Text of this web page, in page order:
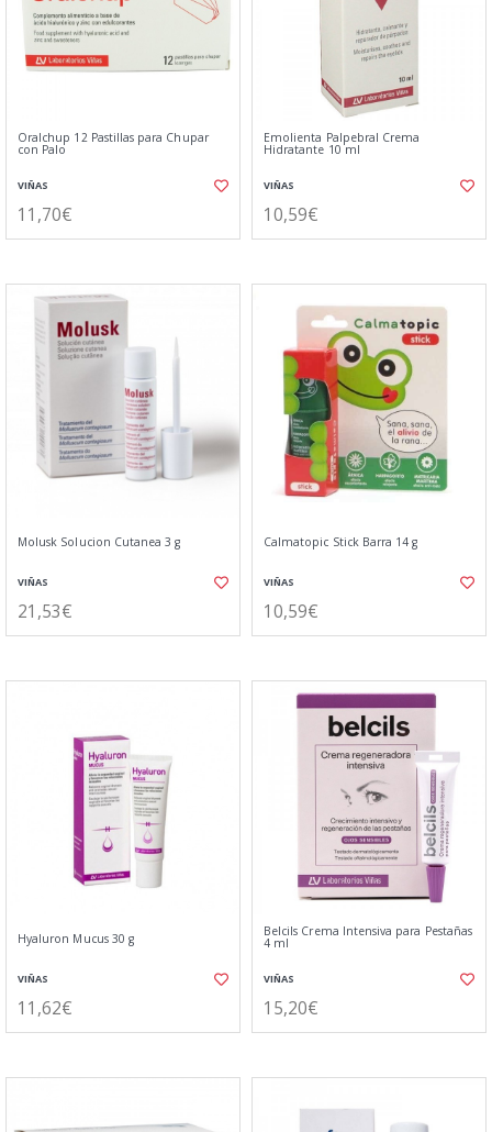
Oralchup 12 Pastillas para Chupar
con Palo
VIÑAS
11,70€
Emolienta Palpebral Crema
Hidratante 10 ml
VIÑAS
10,59€
Molusk Solucion Cutanea 3 g
VIÑAS
21,53€
Calmatopic Stick Barra 14 g
VIÑAS
10,59€
Hyaluron Mucus 30 g
VIÑAS
11,62€
Belcils Crema Intensiva para Pestañas
4 ml
VIÑAS
15,20€